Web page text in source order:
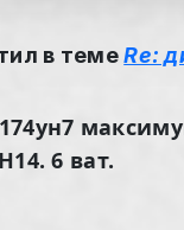
в темеRe:
6 ват.